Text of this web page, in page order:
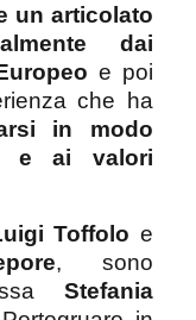
un articolato
dai
e poi
che ha
in modo
e ai valori
Toffolo e
, sono
Stefania